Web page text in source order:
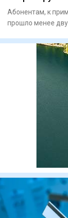
Абонентам, к
прошло менее